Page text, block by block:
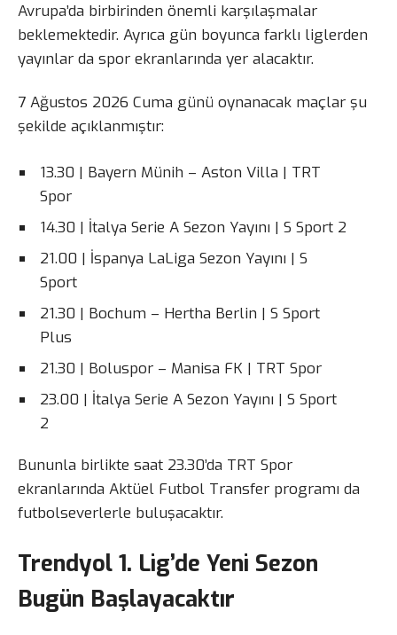
Avrupa’da birbirinden önemli karşılaşmalar
beklemektedir. Ayrıca gün boyunca farklı liglerden
yayınlar da spor ekranlarında yer alacaktır.
7 Ağustos 2026 Cuma günü oynanacak maçlar şu
şekilde açıklanmıştır:
13.30 | Bayern Münih – Aston Villa | TRT
Spor
14.30 | İtalya Serie A Sezon Yayını | S Sport 2
21.00 | İspanya LaLiga Sezon Yayını | S
Sport
21.30 | Bochum – Hertha Berlin | S Sport
Plus
21.30 | Boluspor – Manisa FK | TRT Spor
23.00 | İtalya Serie A Sezon Yayını | S Sport
2
Bununla birlikte saat 23.30’da TRT Spor
ekranlarında Aktüel Futbol Transfer programı da
futbolseverlerle buluşacaktır.
Trendyol 1. Lig’de Yeni Sezon
Bugün Başlayacaktır